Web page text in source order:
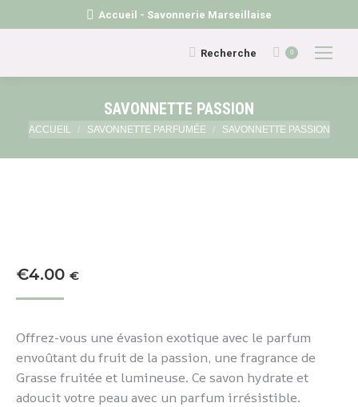
Accueil - Savonnerie Marseillaise
Recherche
:
Recherche 0
SAVONNETTE PASSION
Vous êtes ici :
ACCUEIL SAVONNETTE PARFUMÉE SAVONNETTE PASSION
€4.00 €
Offrez-vous une évasion exotique avec le parfum
envoûtant du fruit de la passion, une fragrance de
Grasse fruitée et lumineuse. Ce savon hydrate et
adoucit votre peau avec un parfum irrésistible.